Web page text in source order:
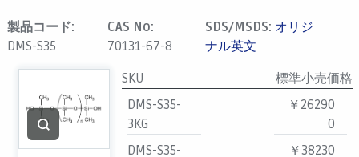
主要取扱ブランド
代理店一覧
製品検索
見積発行
製品コード:
DMS-S35
CAS No:
70131-67-8
SDS/MSDS: オリジ
ナル英文
SKU
標準小売価格
DMS-S35-
3KG
￥26290
0
DMS-S35-
￥38230